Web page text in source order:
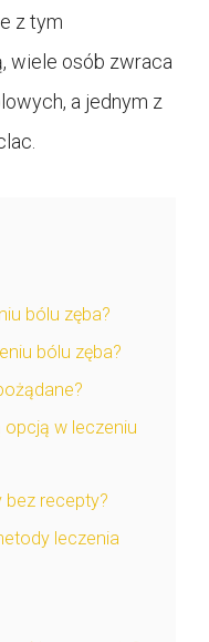
z tym
wiele osób zwraca
a jednym z
bólu zęba?
bólu zęba?
opcją w leczeniu
bez recepty?
leczenia